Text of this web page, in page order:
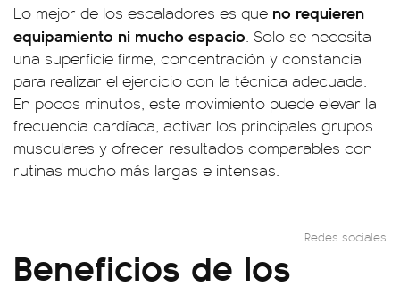
Lo mejor de los escaladores es que no requieren
equipamiento ni mucho espacio. Solo se necesita
una superficie firme, concentración y constancia
para realizar el ejercicio con la técnica adecuada.
En pocos minutos, este movimiento puede elevar la
frecuencia cardíaca, activar los principales grupos
musculares y ofrecer resultados comparables con
rutinas mucho más largas e intensas.
Redes sociales
Beneficios de los